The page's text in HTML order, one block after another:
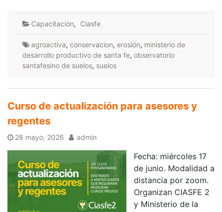
Capacitación, Ciasfe
agroactiva, conservacion, erosión, ministerio de
desarrollo productivo de santa fe, observatorio
santafesino de suelos, suelos
Curso de actualización para asesores y
regentes
28 mayo, 2026 admin
Fecha: miércoles 17
de junio. Modalidad a
distancia por zoom.
Organizan CIASFE 2
y Ministerio de la